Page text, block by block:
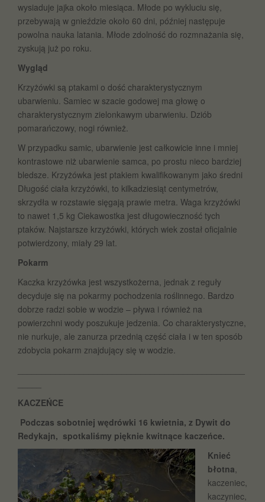
wysiaduje jajka około miesiąca. Młode po wykluciu się,
przebywają w gnieździe około 60 dni, później następuje
powolna nauka latania. Młode zdolność do rozmnażania się,
zyskują już po roku.
Wygląd
Krzyżówki są ptakami o dość charakterystycznym
ubarwieniu. Samiec w szacie godowej ma głowę o
charakterystycznym zielonkawym ubarwieniu. Dziób
pomarańczowy, nogi również.
W przypadku samic, ubarwienie jest całkowicie inne i mniej
kontrastowe niż ubarwienie samca, po prostu nieco bardziej
bledsze. Krzyżówka jest ptakiem kwalifikowanym jako średni
Długość ciała krzyżówki, to kilkadziesiąt centymetrów,
skrzydła w rozstawie sięgają prawie metra. Waga krzyżówki
to nawet 1,5 kg Ciekawostka jest długowieczność tych
ptaków. Najstarsze krzyżówki, których wiek został oficjalnie
potwierdzony, miały 29 lat.
Pokarm
Kaczka krzyżówka jest wszystkożerna, jednak z reguły
decyduje się na pokarmy pochodzenia roślinnego. Bardzo
dobrze radzi sobie w wodzie – pływa i również na
powierzchni wody poszukuje jedzenia. Co charakterystyczne,
nie nurkuje, ale zanurza przednią część ciała i w ten sposób
zdobycia pokarm znajdujący się w wodzie.
KACZEŃCE
Podczas sobotniej wędrówki 16 kwietnia, z Dywit do
Redykajn, spotkaliśmy pięknie kwitnące kaczeńce.
Knieć
błotna,
kaczeniec,
kaczyniec,